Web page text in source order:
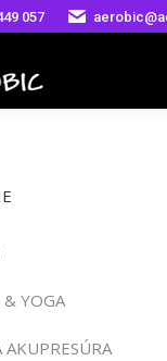
057
& YOGA
AKUPRESÚRA